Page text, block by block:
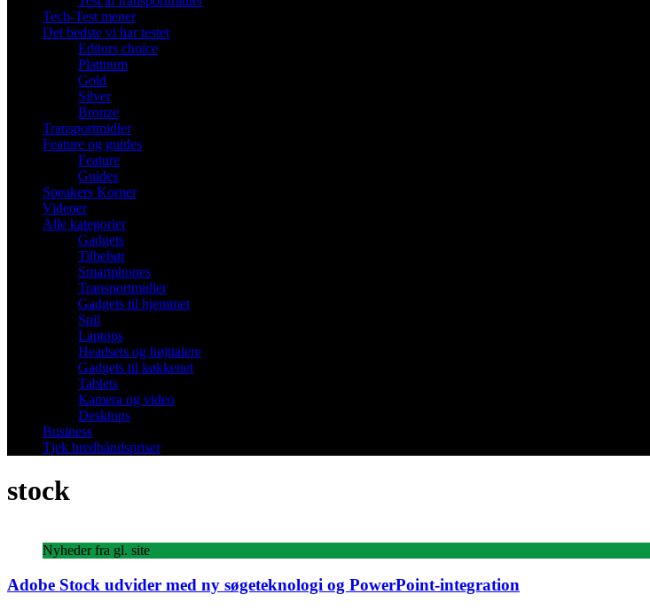
Tech-Test mener
Det bedste vi har testet
Editors choice
Platinum
Gold
Silver
Bronze
Transportmidler
Feature og guides
Feature
Guides
Speakers Korner
Videoer
Alle kategorier
Gadgets
Tilbehør
Smartphones
Transportmidler
Gadgets til hjemmet
Spil
Laptops
Headsets og højttalere
Gadgets til køkkenet
Tablets
Kamera og video
Desktops
Business
Tjek bredbåndspriser
stock
Nyheder fra gl. site
Adobe Stock udvider med ny søgeteknologi og PowerPoint-integration